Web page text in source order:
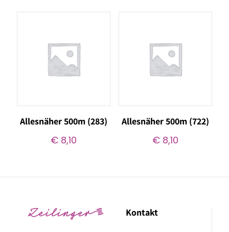
Allesnäher 500m (283)
€ 8,10
Allesnäher 500m (722)
€8,10
Kontakt